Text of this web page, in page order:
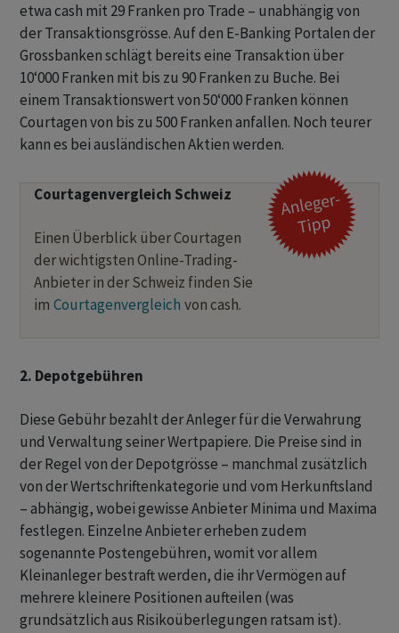
etwa cash mit 29 Franken pro Trade – unabhängig von
der Transaktionsgrösse. Auf den E-Banking Portalen der
Grossbanken schlägt bereits eine Transaktion über
10‘000 Franken mit bis zu 90 Franken zu Buche. Bei
einem Transaktionswert von 50‘000 Franken können
Courtagen von bis zu 500 Franken anfallen. Noch teurer
kann es bei ausländischen Aktien werden.
Courtagenvergleich Schweiz
Einen Überblick über Courtagen
der wichtigsten Online-Trading-
Anbieter in der Schweiz finden Sie
im Courtagenvergleich von cash.
2. Depotgebühren
Diese Gebühr bezahlt der Anleger für die Verwahrung
und Verwaltung seiner Wertpapiere. Die Preise sind in
der Regel von der Depotgrösse – manchmal zusätzlich
von der Wertschriftenkategorie und vom Herkunftsland
– abhängig, wobei gewisse Anbieter Minima und Maxima
festlegen. Einzelne Anbieter erheben zudem
sogenannte Postengebühren, womit vor allem
Kleinanleger bestraft werden, die ihr Vermögen auf
mehrere kleinere Positionen aufteilen (was
grundsätzlich aus Risikoüberlegungen ratsam ist).